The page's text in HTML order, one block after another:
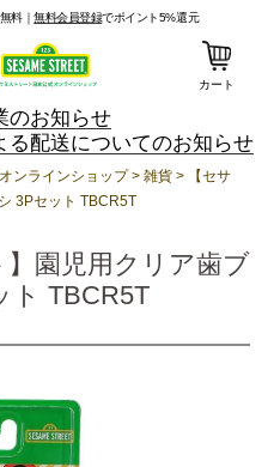
料｜無料会員登録でポイント5%還元
カート
のお知らせ
る配送についてのお知らせ
ンラインショップ 雑貨
【セサ
3Pセット TBCR5T
】園児用クリア歯ブ
ト TBCR5T